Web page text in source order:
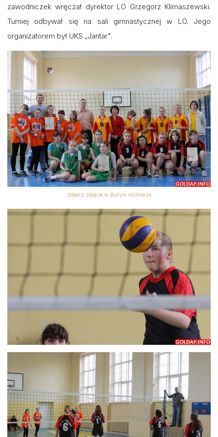
zawodniczek wręczał dyrektor LO Grzegorz Klimaszewski.
Turniej odbywał się na sali gimnastycznej w LO. Jego
organizatorem był UKS „Jantar".
zobacz zdjęcie w dużym rozmiarze